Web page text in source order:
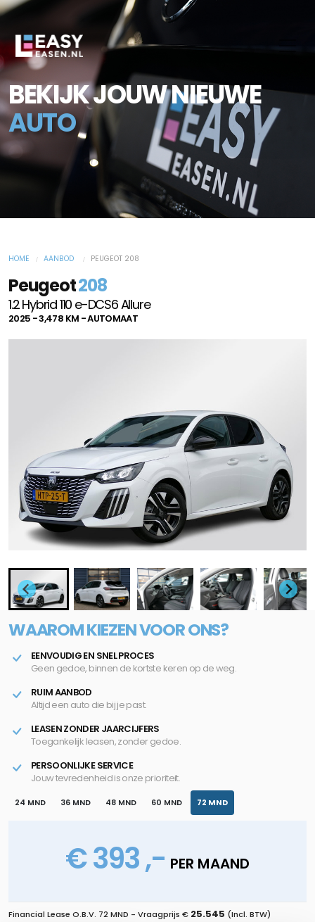
BEKIJK JOUW NIEUWE
AUTO
HOME AANBOD PEUGEOT 208
Peugeot208
1.2 Hybrid 110 e-DCS6 Allure
2025 - 3,478 KM - AUTOMAAT
WAAROM KIEZEN VOOR ONS?
EENVOUDIG EN SNEL PROCES
Geen gedoe, binnen de kortste keren op de weg.
RUIM AANBOD
Altijd een auto die bij je past.
LEASEN ZONDER JAARCIJFERS
Toegankelijk leasen, zonder gedoe.
PERSOONLIJKE SERVICE
Jouw tevredenheid is onze prioriteit.
24 MND 36 MND 48 MND 60 MND 72 MND
€ 393 ,- PER MAAND
Financial Lease O.B.V. 72 MND - Vraagprijs € 25.545 (Incl. BTW)